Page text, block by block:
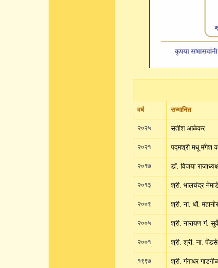
वर्ष सन्मानित
२०२५ सतीश आळेकर
२०२१ पद्मश्री मधू मंगेश
२०१७ डॉ. विजया
२०१३ श्री. भालचंद्र
२००९ श्री. ना. धों. महानोर
२००५ श्री. नारायण गं. सुर्वे
२००१ श्री. श्री. ना. पेंडसे
१९९७ श्री. गंगाधर